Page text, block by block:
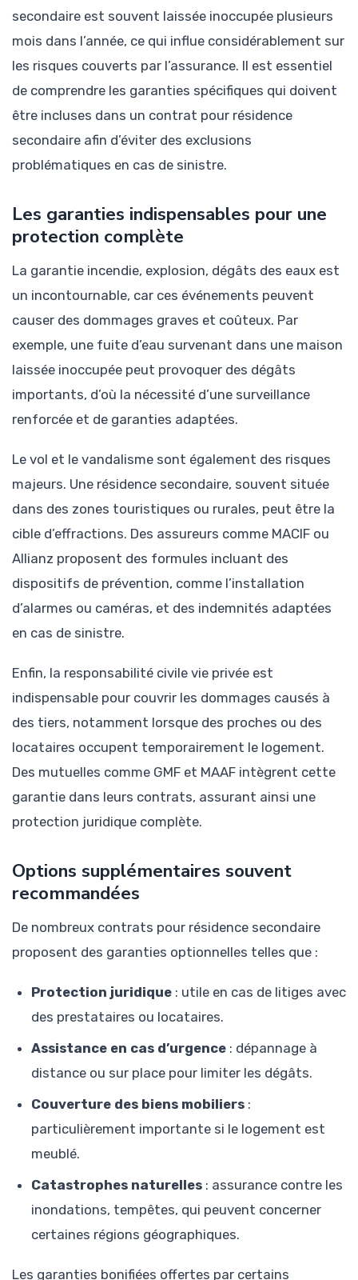
secondaire est souvent laissée inoccupée plusieurs
mois dans l’année, ce qui influe considérablement sur
les risques couverts par l’assurance. Il est essentiel
de comprendre les garanties spécifiques qui doivent
être incluses dans un contrat pour résidence
secondaire afin d’éviter des exclusions
problématiques en cas de sinistre.
Les garanties indispensables pour une
protection complète
La garantie incendie, explosion, dégâts des eaux est
un incontournable, car ces événements peuvent
causer des dommages graves et coûteux. Par
exemple, une fuite d’eau survenant dans une maison
laissée inoccupée peut provoquer des dégâts
importants, d’où la nécessité d’une surveillance
renforcée et de garanties adaptées.
Le vol et le vandalisme sont également des risques
majeurs. Une résidence secondaire, souvent située
dans des zones touristiques ou rurales, peut être la
cible d’effractions. Des assureurs comme MACIF ou
Allianz proposent des formules incluant des
dispositifs de prévention, comme l’installation
d’alarmes ou caméras, et des indemnités adaptées
en cas de sinistre.
Enfin, la responsabilité civile vie privée est
indispensable pour couvrir les dommages causés à
des tiers, notamment lorsque des proches ou des
locataires occupent temporairement le logement.
Des mutuelles comme GMF et MAAF intègrent cette
garantie dans leurs contrats, assurant ainsi une
protection juridique complète.
Options supplémentaires souvent
recommandées
De nombreux contrats pour résidence secondaire
proposent des garanties optionnelles telles que :
Protection juridique : utile en cas de litiges avec
des prestataires ou locataires.
Assistance en cas d’urgence : dépannage à
distance ou sur place pour limiter les dégâts.
Couverture des biens mobiliers :
particulièrement importante si le logement est
meublé.
Catastrophes naturelles : assurance contre les
inondations, tempêtes, qui peuvent concerner
certaines régions géographiques.
Les garanties bonifiées offertes par certains